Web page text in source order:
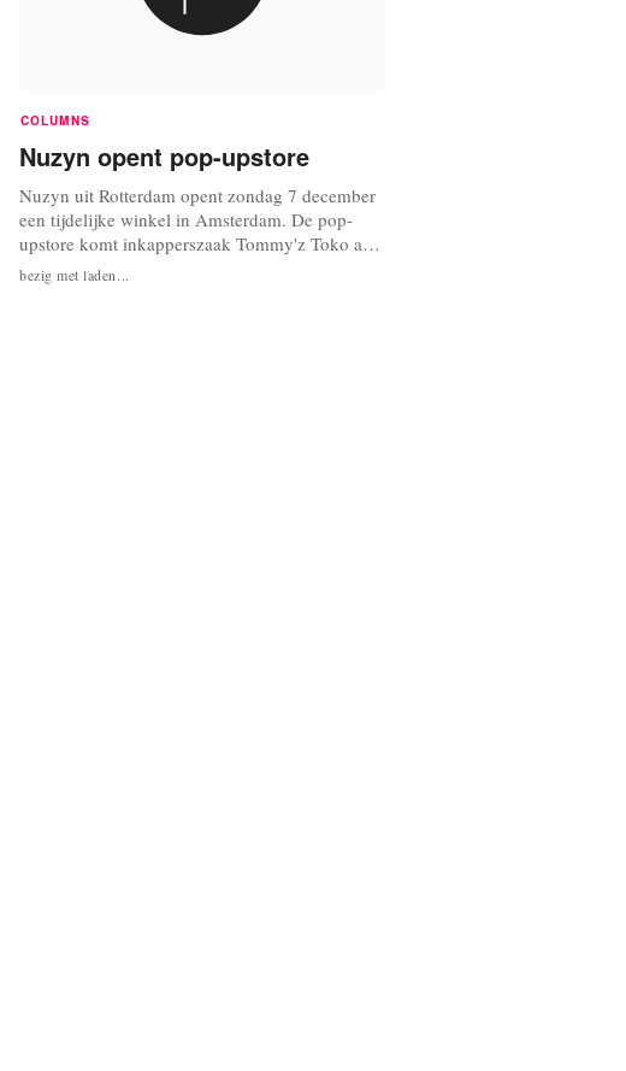
COLUMNS
Nuzyn opent pop-upstore
Nuzyn uit Rotterdam opent zondag 7 december
een tijdelijke winkel in Amsterdam. De pop-
upstore komt inkapperszaak Tommy'z Toko aan
de Admiraal de Ruyterweg. Tot en met 7
februari 2009 kan men daar terecht voor labels
bezig met laden...